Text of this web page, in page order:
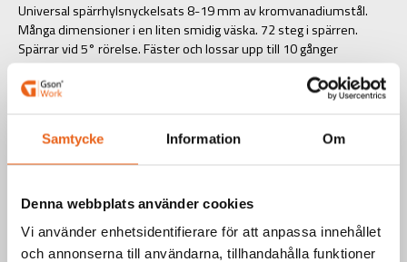
Samtycke Information Om
Denna webbplats använder cookies
Vi använder enhetsidentifierare för att anpassa innehållet
och annonserna till användarna, tillhandahålla funktioner
Universal spärrhylsnyckelsats 8-19 mm av kromvanadiumstål.
Många dimensioner i en liten smidig väska. 72 steg i spärren.
Spärrar vid 5° rörelse. Fäster och lossar upp till 10 gånger
snabbare än en vanlig ringnyckel.
OBS! Rekommenderas ej vid lossning av hårt fastsatta
Teknisk information